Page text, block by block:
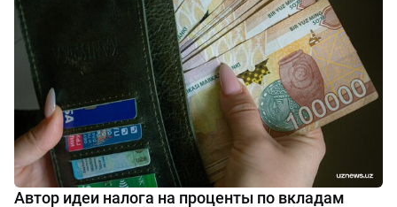
Автор идеи налога на проценты по вкладам